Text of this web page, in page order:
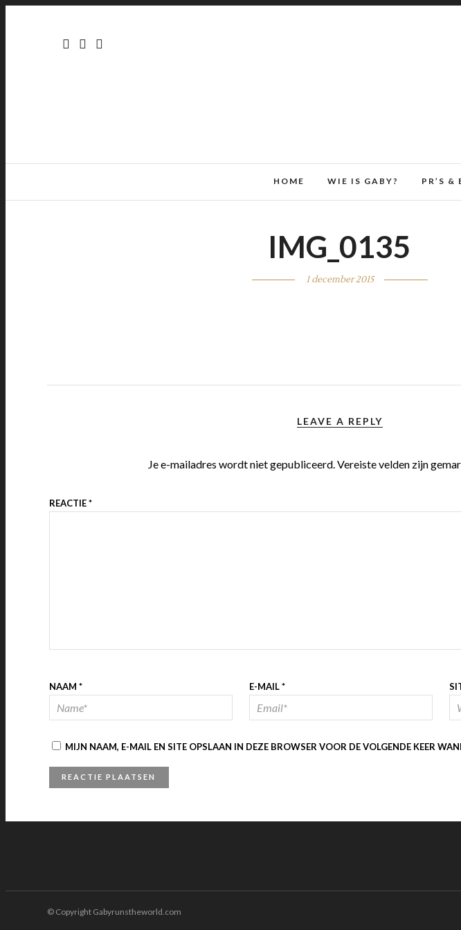
HOME WIE IS GABY? PR’S &
IMG_0135
1 december 2015
LEAVE A REPLY
Je e-mailadres wordt niet gepubliceerd.Vereiste velden zijn
REACTIE*
NAAM * E-MAIL*
MIJN NAAM, E-MAIL EN SITE OPSLAAN IN DEZE BROWSER VOOR DE VOLGENDE KEER
© Copyright Gabyrunstheworld.com